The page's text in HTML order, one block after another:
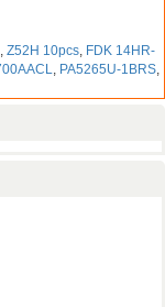
, Z52H 10pcs, FDK 14HR-
, PA5265U-1BRS,